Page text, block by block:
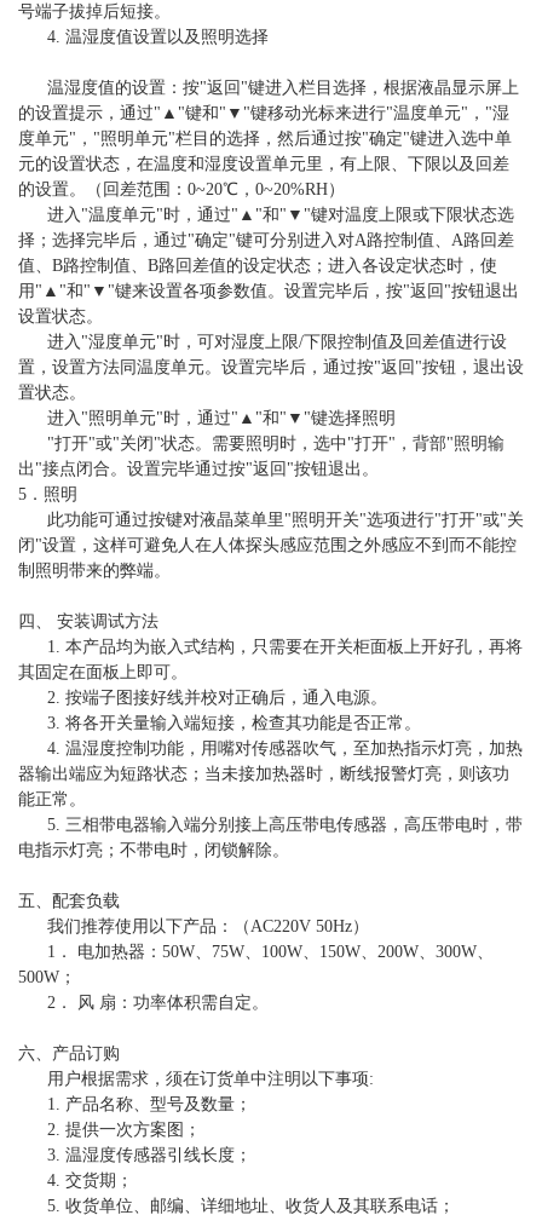
号端子拔掉后短接。
4. 温湿度值设置以及照明选择
温湿度值的设置：按"返回"键进入栏目选择，根据液晶显示屏上
的设置提示，通过"▲"键和"▼"键移动光标来进行"温度单元"，"湿
度单元"，"照明单元"栏目的选择，然后通过按"确定"键进入选中单
元的设置状态，在温度和湿度设置单元里，有上限、下限以及回差
的设置。（回差范围：0~20℃，0~20%RH）
进入"温度单元"时，通过"▲"和"▼"键对温度上限或下限状态选
择；选择完毕后，通过"确定"键可分别进入对A路控制值、A路回差
值、B路控制值、B路回差值的设定状态；进入各设定状态时，使
用"▲"和"▼"键来设置各项参数值。设置完毕后，按"返回"按钮退出
设置状态。
进入"湿度单元"时，可对湿度上限/下限控制值及回差值进行设
置，设置方法同温度单元。设置完毕后，通过按"返回"按钮，退出设
置状态。
进入"照明单元"时，通过"▲"和"▼"键选择照明
"打开"或"关闭"状态。需要照明时，选中"打开"，背部"照明输
出"接点闭合。设置完毕通过按"返回"按钮退出。
5．照明
此功能可通过按键对液晶菜单里"照明开关"选项进行"打开"或"关
闭"设置，这样可避免人在人体探头感应范围之外感应不到而不能控
制照明带来的弊端。
四、 安装调试方法
1. 本产品均为嵌入式结构，只需要在开关柜面板上开好孔，再将
其固定在面板上即可。
2. 按端子图接好线并校对正确后，通入电源。
3. 将各开关量输入端短接，检查其功能是否正常。
4. 温湿度控制功能，用嘴对传感器吹气，至加热指示灯亮，加热
器输出端应为短路状态；当未接加热器时，断线报警灯亮，则该功
能正常。
5. 三相带电器输入端分别接上高压带电传感器，高压带电时，带
电指示灯亮；不带电时，闭锁解除。
五、配套负载
我们推荐使用以下产品：（AC220V 50Hz）
1． 电加热器：50W、75W、100W、150W、200W、300W、
500W；
2． 风 扇：功率体积需自定。
六、产品订购
用户根据需求，须在订货单中注明以下事项:
1. 产品名称、型号及数量；
2. 提供一次方案图；
3. 温湿度传感器引线长度；
4. 交货期；
5. 收货单位、邮编、详细地址、收货人及其联系电话；